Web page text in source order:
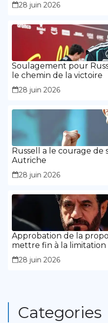
28 juin 2026
Soulagement pour
le chemin de la victoire
28 juin 2026
Russell a le courage de
Autriche
28 juin 2026
Approbation de la
mettre fin à la limitation
présidence
28 juin 2026
Categories